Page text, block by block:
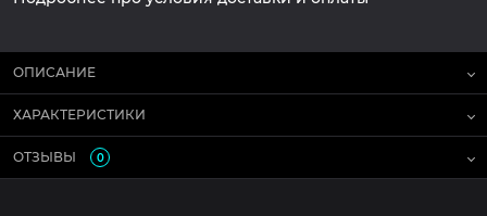
ОПИСАНИЕ
ХАРАКТЕРИСТИКИ
ОТЗЫВЫ 0